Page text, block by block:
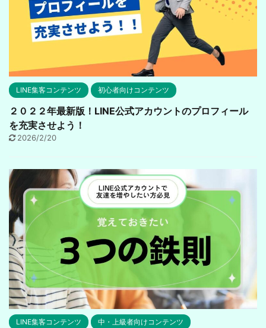
LINE集客コンテンツ 初心者向けコンテンツ
２０２２年最新版！LINE公式アカウントのプロフィール
を充実させよう！
2026/2/20
LINE集客コンテンツ 中・上級者向けコンテンツ